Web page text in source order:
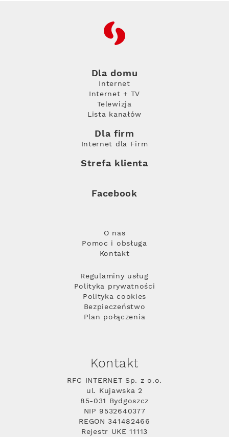
RFC
Dla domu
Internet
Internet + TV
Telewizja
Lista kanałów
Dla firm
Internet dla Firm
Strefa klienta
Facebook
O nas
Pomoc i obsługa
Kontakt
Regulaminy usług
Polityka prywatności
Polityka cookies
Bezpieczeństwo
Plan połączenia
Kontakt
RFC INTERNET Sp. z o.o.
ul. Kujawska 2
85-031 Bydgoszcz
NIP 9532640377
REGON 341482466
Rejestr UKE 11113